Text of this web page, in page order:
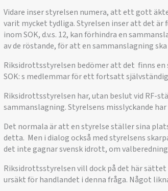
Vidare inser styrelsen numera, att ett gott
varit mycket tydliga. Styrelsen inser att det
inom SOK, d.v.s. 12, kan förhindra en
av de röstande, för att en sammanslagning
Riksidrottsstyrelsen bedömer att det finns
SOK: s medlemmar för ett fortsatt
Riksidrottsstyrelsen har, utan beslut vid RF-
sammanslagning. Styrelsens misslyckande
Det normala är att en styrelse ställer sina
detta. Men i dialog också med styrelsens
det inte gagnar svensk idrott, om
Riksidrottsstyrelsen vill dock på det här
ursäkt för handlandet i denna fråga. Något